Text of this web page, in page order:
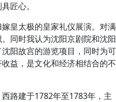
匠心。
皇太极的皇家礼仪展演。对满
同时我认为沈阳京剧院和沈阳
阳故宫的游览项目，同时为可
益，是文化和经济相结合的不
路建于1782年至1783年，主